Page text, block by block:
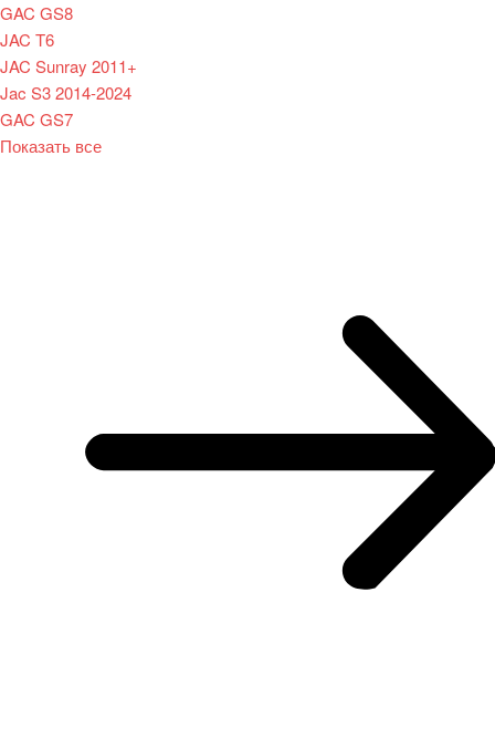
GAC GS8
JAC T6
JAC Sunray 2011+
Jac S3 2014-2024
GAC GS7
Показать все